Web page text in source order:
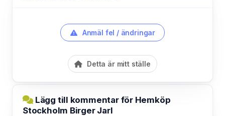
Anmäl fel / ändringar
Detta är mitt ställe
Lägg till kommentar för Hemköp
Stockholm Birger Jarl